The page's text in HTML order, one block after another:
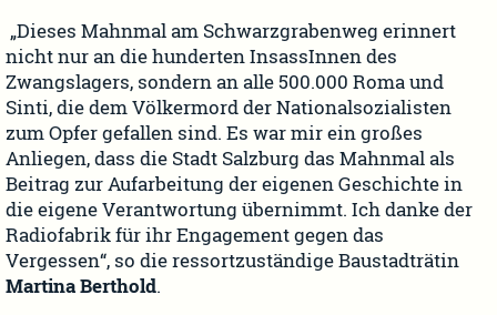
„Dieses Mahnmal am Schwarzgrabenweg erinnert
nicht nur an die hunderten InsassInnen des
Zwangslagers, sondern an alle 500.000 Roma und
Sinti, die dem Völkermord der Nationalsozialisten
zum Opfer gefallen sind. Es war mir ein großes
Anliegen, dass die Stadt Salzburg das Mahnmal als
Beitrag zur Aufarbeitung der eigenen Geschichte in
die eigene Verantwortung übernimmt. Ich danke der
Radiofabrik für ihr Engagement gegen das
Vergessen“, so die ressortzuständige Baustadträtin
Martina Berthold.